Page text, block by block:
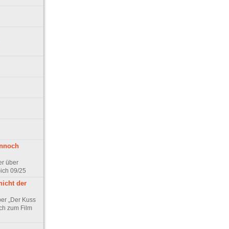
über
09/25
der
„Der Kuss
zum Film